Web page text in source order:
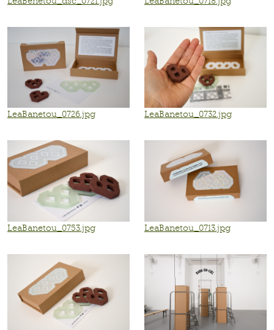
LeaBanetou_0726.jpg LeaBanetou_0732.jpg
LeaBanetou_0753.jpg LeaBanetou_0713.jpg